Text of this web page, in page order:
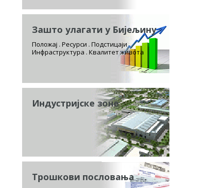
Зашто улагати у Бијељину
Положај . Ресурси . Подстицаји
Инфраструктура . Квалитет живота
Индустријске зоне
Трошкови пословања